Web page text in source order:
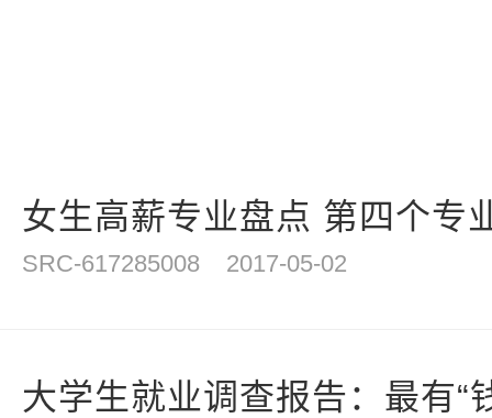
女生高薪专业盘点 第四个专
SRC-617285008 2017-05-02
大学生就业调查报告：最有“